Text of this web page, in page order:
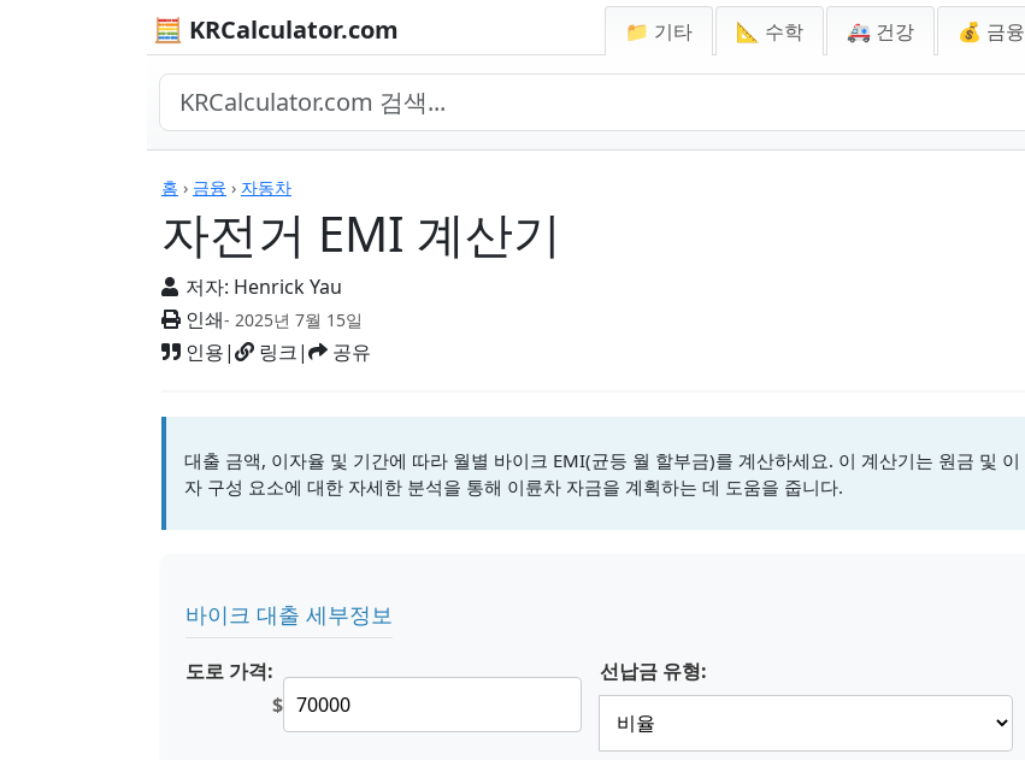
🧮 KRCalculator.com 📁 기타 📐 수학 🚑 건강 💰 금융
홈 › 금융 › 자동차
자전거 EMI 계산기
저자: Henrick Yau
인쇄- 2025년 7월 15일
인용| 링크| 공유
계산기
대출 금액, 이자율 및 기간에 따라 월별 바이크 EMI(균등 월 할부금)를 계산하세요. 이 계산기는 원금 및 이
자 구성 요소에 대한 자세한 분석을 통해 이륜차 자금을 계획하는 데 도움을 줍니다.
바이크 대출 세부정보
도로 가격:
$
선납금 유형: